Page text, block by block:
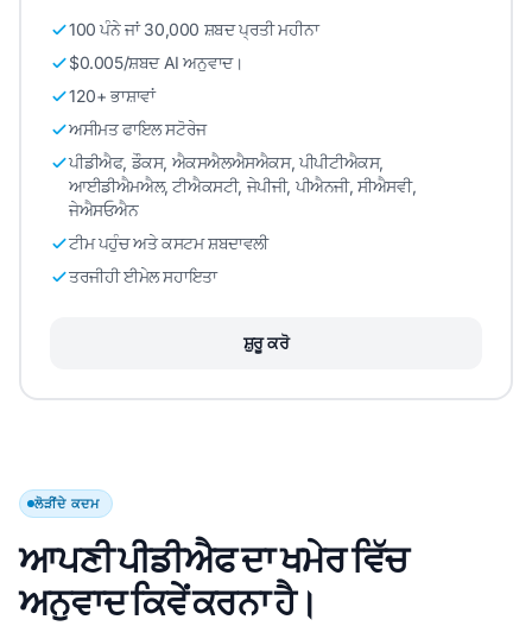
100 ਪੰਨੇ ਜਾਂ 30,000 ਸ਼ਬਦ ਪ੍ਰਤੀ ਮਹੀਨਾ
$0.005/ਸ਼ਬਦ AI ਅਨੁਵਾਦ।
120+ ਭਾਸ਼ਾਵਾਂ
ਅਸੀਮਤ ਫਾਇਲ ਸਟੋਰੇਜ
ਪੀਡੀਐਫ, ਡੌਕਸ, ਐਕਸਐਲਐਸਐਕਸ, ਪੀਪੀਟੀਐਕਸ,
ਆਈਡੀਐਮਐਲ, ਟੀਐਕਸਟੀ, ਜੇਪੀਜੀ, ਪੀਐਨਜੀ, ਸੀਐਸਵੀ,
ਜੇਐਸਓਐਨ
ਟੀਮ ਪਹੁੰਚ ਅਤੇ ਕਸਟਮ ਸ਼ਬਦਾਵਲੀ
ਤਰਜੀਹੀ ਈਮੇਲ ਸਹਾਇਤਾ
ਸ਼ੁਰੂ ਕਰੋ
ਲੋੜੀਂਦੇ ਕਦਮ
ਆਪਣੀ ਪੀਡੀਐਫ ਦਾ ਖਮੇਰ ਵਿੱਚ
ਅਨੁਵਾਦ ਕਿਵੇਂ ਕਰਨਾ ਹੈ।